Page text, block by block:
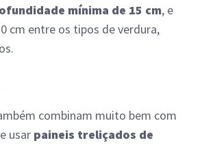
mínima de 15 cm, e
cm entre os tipos de verdura,
combinam muito bem com
usar paineis treliçados de